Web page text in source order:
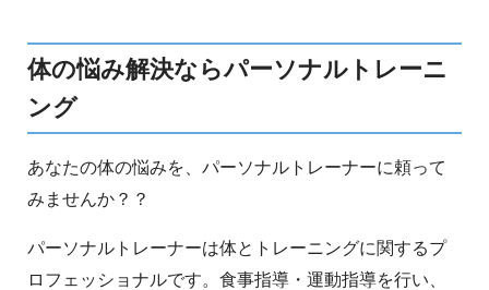
体の悩み解決ならパーソナルトレーニ
ング
あなたの体の悩みを、パーソナルトレーナーに頼って
みませんか？？
パーソナルトレーナーは体とトレーニングに関するプ
ロフェッショナルです。食事指導・運動指導を行い、